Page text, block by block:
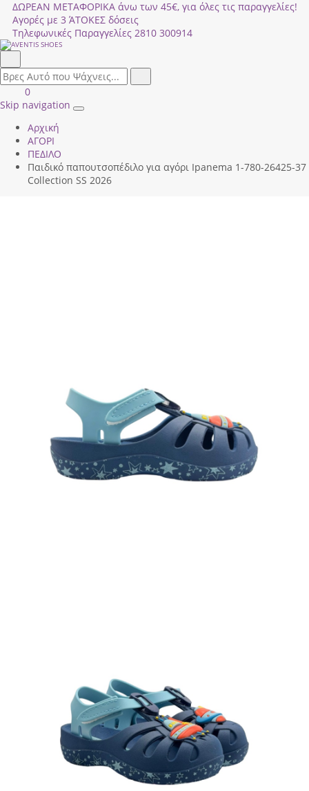
ΔΩΡΕΑΝ ΜΕΤΑΦΟΡΙΚΑ άνω των 45€, για όλες τις παραγγελίες!
Αγορές με 3 ΆΤΟΚΕΣ δόσεις
Τηλεφωνικές Παραγγελίες 2810 300914
field.search
Είσοδος
|
ΚΑΛΑΘΙ
ΑΓΟΡΩΝ
0
Skip navigation
Toggle
Αρχική
ΑΓΟΡΙ
ΠΕΔΙΛΟ
Παιδικό παπουτσοπέδιλο για αγόρι Ipanema 1-780-26425-37
Collection SS 2026